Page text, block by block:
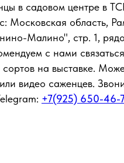
в садовом центре в
Московская область,
Малино", стр. 1,
с нами
сортов на выставке.
видео саженцев.
+7(925) 650-46-